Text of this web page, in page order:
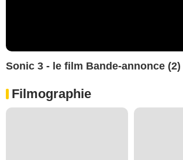
Sonic 3 - le film Bande-annonce (2)
Filmographie